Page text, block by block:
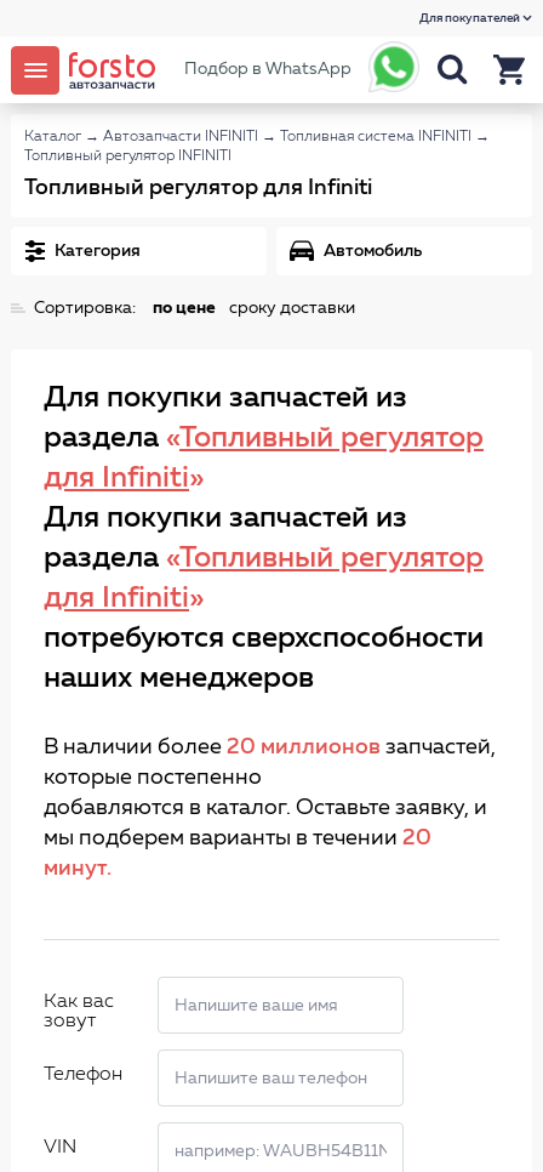
Для покупателей
Подбор в WhatsApp
Каталог → Автозапчасти INFINITI → Топливная система INFINITI
→
Топливный регулятор INFINITI
Топливный регулятор для Infiniti
Категория Автомобиль
Сортировка: по цене сроку доставки
Для покупки запчастей из
раздела «Топливный регулятор
для Infiniti»
Для покупки запчастей из
раздела «Топливный регулятор
для Infiniti»
потребуются сверхспособности
наших менеджеров
В наличии более 20 миллионов запчастей,
которые постепенно
добавляются в каталог. Оставьте заявку, и
мы подберем варианты в течении 20
минут.
Как вас
зовут
Телефон
VIN